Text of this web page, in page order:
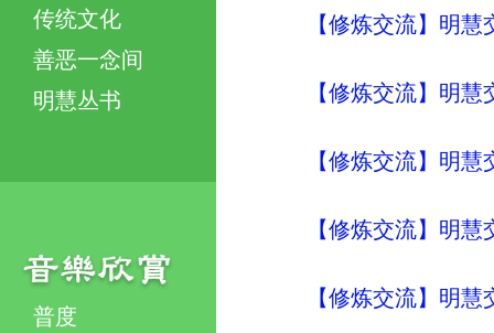
传统文化
善恶一念间
明慧丛书
普度
【修炼交流】明
【修炼交流】明
【修炼交流】明
【修炼交流】明
【修炼交流】明